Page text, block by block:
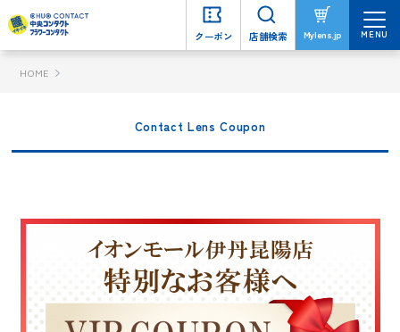
クーポン 店舗検索 Mylens.jp MENU
HOME
Contact Lens Coupon
クーポン 店舗検索 Mylens.jp MENU